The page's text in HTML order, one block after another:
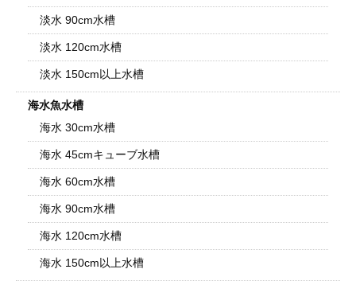
淡水 90cm水槽
淡水 120cm水槽
淡水 150cm以上水槽
海水魚水槽
海水 30cm水槽
海水 45cmキューブ水槽
海水 60cm水槽
海水 90cm水槽
海水 120cm水槽
海水 150cm以上水槽